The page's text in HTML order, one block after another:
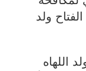
ولد
اللهاه